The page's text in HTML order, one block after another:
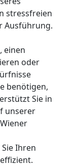
stressfreien
Ausführung.
einen
oder
benötigen,
Sie in
unserer
Ihren